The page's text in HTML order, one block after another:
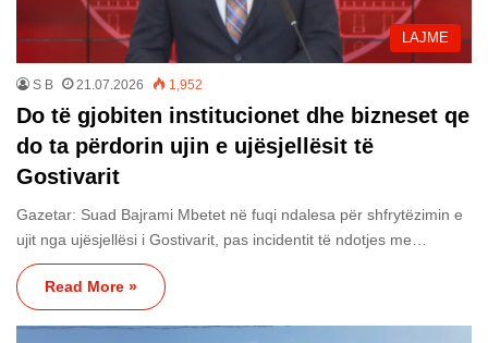
LAJME
S B 21.07.2026 1,952
Do të gjobiten institucionet dhe bizneset qe
do ta përdorin ujin e ujësjellësit të
Gostivarit
Gazetar: Suad Bajrami Mbetet në fuqi ndalesa për shfrytëzimin e
ujit nga ujësjellësi i Gostivarit, pas incidentit të ndotjes me…
Read More »